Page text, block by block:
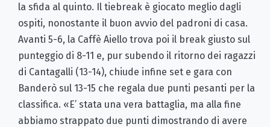
la sfida al quinto. Il tiebreak è giocato meglio dagli
ospiti, nonostante il buon avvio del padroni di casa.
Avanti 5-6, la Caffè Aiello trova poi il break giusto sul
punteggio di 8-11 e, pur subendo il ritorno dei ragazzi
di Cantagalli (13-14), chiude infine set e gara con
Banderò sul 13-15 che regala due punti pesanti per la
classifica. «E’ stata una vera battaglia, ma alla fine
abbiamo strappato due punti dimostrando di avere